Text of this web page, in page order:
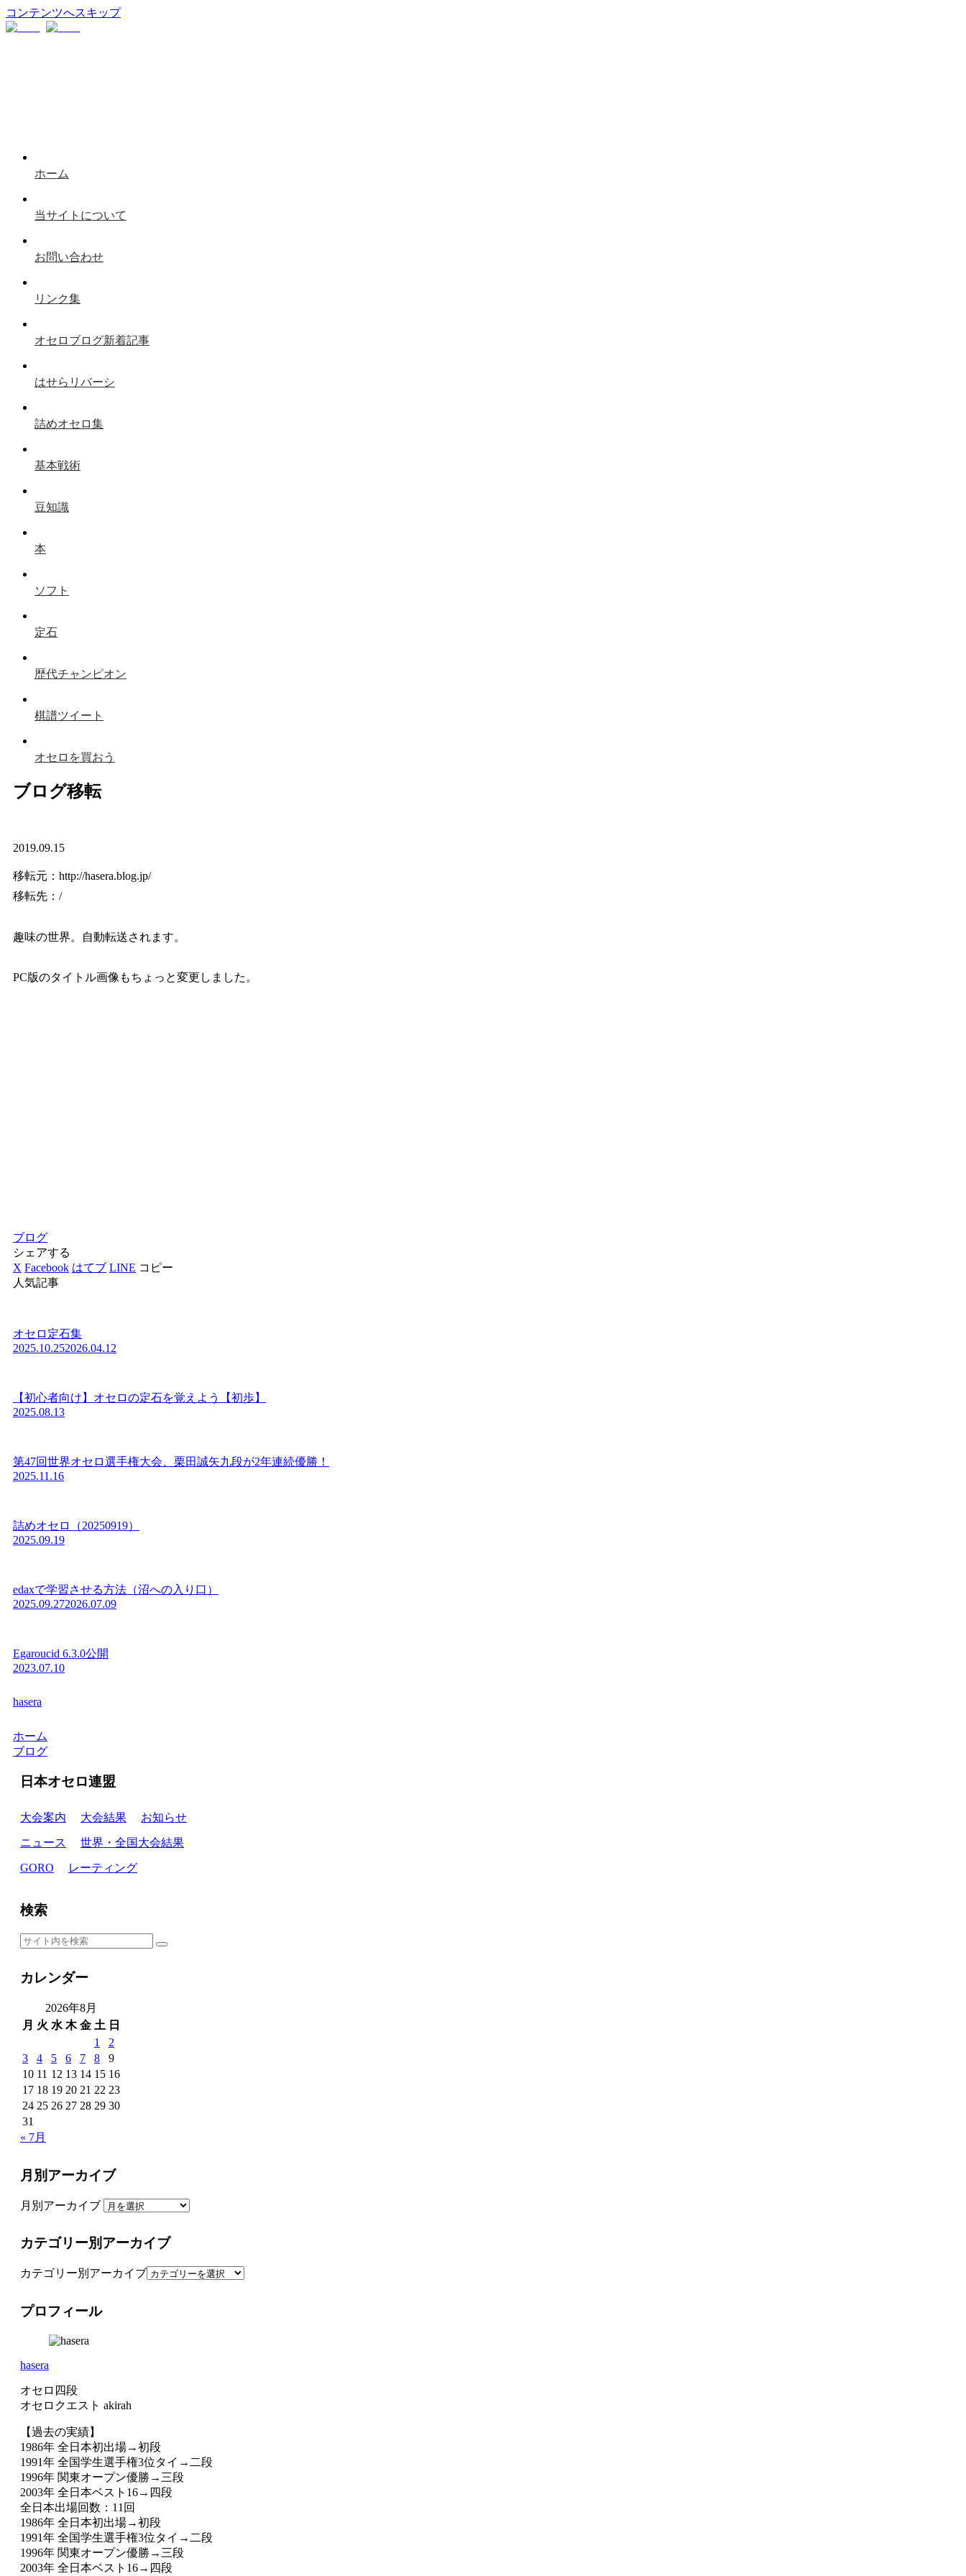
コンテンツへスキップ
ホーム
当サイトについて
お問い合わせ
リンク集
オセロブログ新着記事
はせらリバーシ
詰めオセロ集
基本戦術
豆知識
本
ソフト
定石
歴代チャンピオン
棋譜ツイート
オセロを買おう
ブログ移転
2019.09.15
移転元：http://hasera.blog.jp/
移転先：/
趣味の世界。自動転送されます。
PC版のタイトル画像もちょっと変更しました。
ブログ
シェアする
X Facebook はてブ LINE コピー
人気記事
オセロ定石集
2025.10.252026.04.12
【初心者向け】オセロの定石を覚えよう【初歩】
2025.08.13
第47回世界オセロ選手権大会、栗田誠矢九段が2年連続優勝！
2025.11.16
詰めオセロ（20250919）
2025.09.19
edaxで学習させる方法（沼への入り口）
2025.09.272026.07.09
Egaroucid 6.3.0公開
2023.07.10
hasera
ホーム
ブログ
日本オセロ連盟
大会案内 大会結果 お知らせ
ニュース 世界・全国大会結果
GORO レーティング
検索
カレンダー
2026年8月
月 火 水 木 金 土 日
1
2
3
4 5 6 7 8
9
10 11 12 13 14 15 16
17 18 19 20 21 22 23
24 25 26 27 28 29 30
31
« 7月
月別アーカイブ
月別アーカイブ
カテゴリー別アーカイブ
カテゴリー別アーカイブ
プロフィール
hasera
オセロ四段
オセロクエスト akirah
【過去の実績】
1986年 全日本初出場→初段
1991年 全国学生選手権3位タイ→二段
1996年 関東オープン優勝→三段
2003年 全日本ベスト16→四段
全日本出場回数：11回
1986年 全日本初出場→初段
1991年 全国学生選手権3位タイ→二段
1996年 関東オープン優勝→三段
2003年 全日本ベスト16→四段